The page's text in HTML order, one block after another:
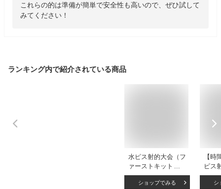
これらの的は準備が簡単で安全性も高いので、ぜひ試して
みてください！
ランキング内で紹介されている商品
水ピス射的大会（フ
ァーストキット）水
鉄砲で射的大会 的
当てゲーム 住宅展
ショップでみる
【時
ピス
ース
シ